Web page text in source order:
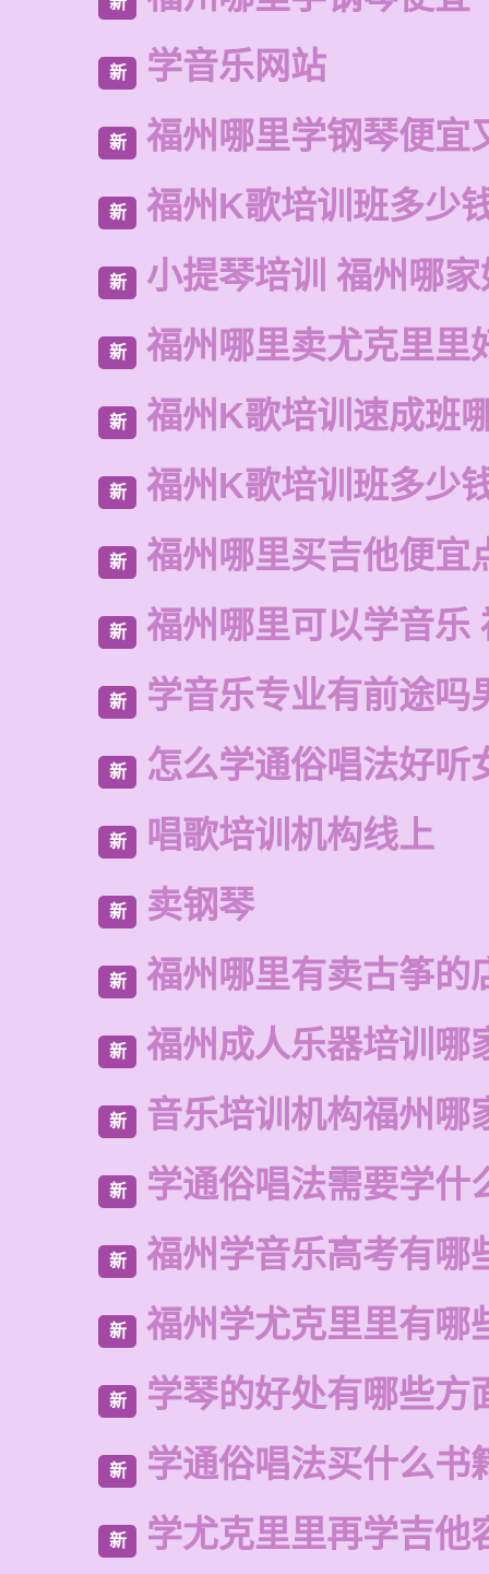
新 学音乐网站
新 福州哪里学钢琴便宜
新 福州K歌培训班多少
新 小提琴培训 福州哪
新 福州哪里卖尤克里里
新 福州K歌培训速成班
新 福州K歌培训班多少
新 福州哪里买吉他便宜
新 福州哪里可以学音乐
新 学音乐专业有前途吗
新 怎么学通俗唱法好听
新 唱歌培训机构线上
新 卖钢琴
新 福州哪里有卖古筝的
新 福州成人乐器培训哪
新 音乐培训机构福州哪
新 学通俗唱法需要学什
新 福州学音乐高考有哪
新 福州学尤克里里有哪
新 学琴的好处有哪些方
新 学通俗唱法买什么书
新 学尤克里里再学吉他